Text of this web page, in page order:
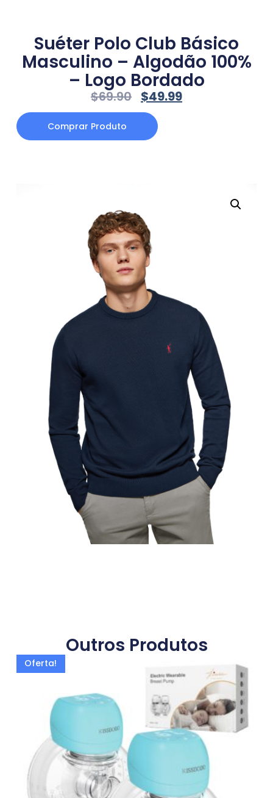
Suéter Polo Club Básico
Masculino – Algodão 100%
– Logo Bordado
$69.90 $49.99
Comprar Produto
Outros Produtos
Oferta!